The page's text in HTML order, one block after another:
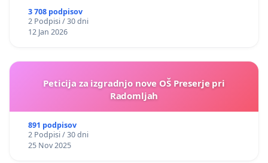
3 708 podpisov
2 Podpisi / 30 dni
12 Jan 2026
Peticija za izgradnjo nove OŠ Preserje pri
Radomljah
891 podpisov
2 Podpisi / 30 dni
25 Nov 2025